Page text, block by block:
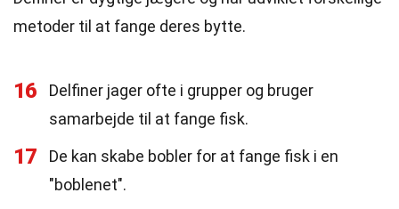
metoder til at fange deres bytte.
16
Delfiner jager ofte i grupper og bruger
samarbejde til at fange fisk.
17
De kan skabe bobler for at fange fisk i en
"boblenet".